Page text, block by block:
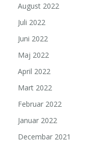
August 2022
Juli 2022
Juni 2022
Maj 2022
April 2022
Mart 2022
Februar 2022
Januar 2022
Decembar 2021